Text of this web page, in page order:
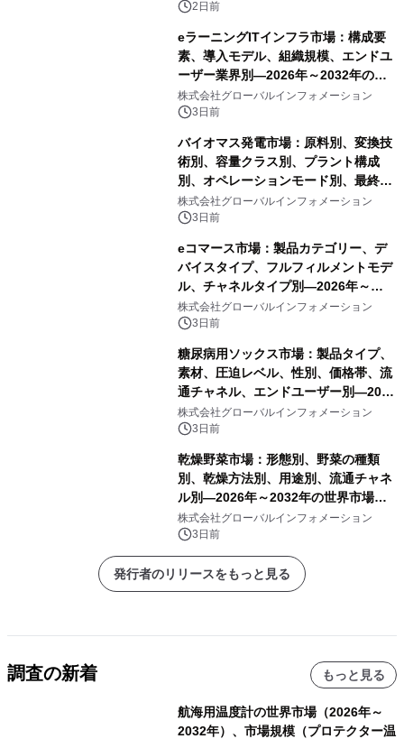
2日前
eラーニングITインフラ市場：構成要
素、導入モデル、組織規模、エンドユ
ーザー業界別―2026年～2032年の世
界市場予測
株式会社グローバルインフォメーション
3日前
バイオマス発電市場：原料別、変換技
術別、容量クラス別、プラント構成
別、オペレーションモード別、最終用
途別―2026年～2032年の世界市場予
測
株式会社グローバルインフォメーション
3日前
eコマース市場：製品カテゴリー、デ
バイスタイプ、フルフィルメントモデ
ル、チャネルタイプ別―2026年～
2032年の世界市場予測
株式会社グローバルインフォメーション
3日前
糖尿病用ソックス市場：製品タイプ、
素材、圧迫レベル、性別、価格帯、流
通チャネル、エンドユーザー別―2026
年～2032年の世界市場予測
株式会社グローバルインフォメーション
3日前
乾燥野菜市場：形態別、野菜の種類
別、乾燥方法別、用途別、流通チャネ
ル別―2026年～2032年の世界市場予
測
株式会社グローバルインフォメーション
3日前
発行者のリリースをもっと見る
調査の新着 もっと見る
航海用温度計の世界市場（2026年～
2032年）、市場規模（プロテクター温